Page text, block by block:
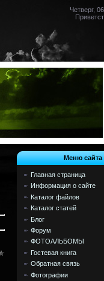
Четверг,
Меню сайта
Главная страница
Информация о сайте
Каталог файлов
Каталог статей
Блог
Форум
ФОТОАЛЬБОМЫ
Гостевая книга
Обратная связь
Фотографии